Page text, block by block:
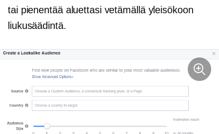
tai pienentää aluettasi vetämällä yleisökoon
liukusäädintä.